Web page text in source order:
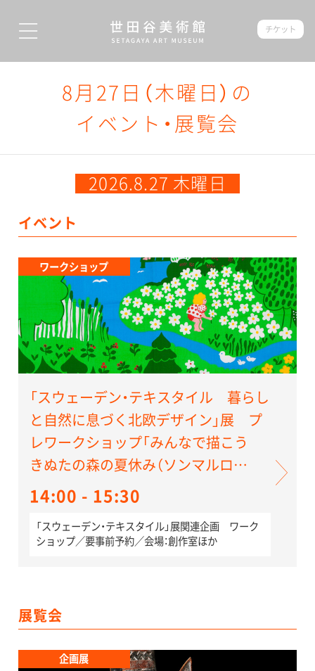
チケット
8月27日（木曜日）の
イベント・展覧会
2026.8.27 木曜日
イベント
ワークショップ
「スウェーデン・テキスタイル 暮らし
と自然に息づく北欧デザイン」展 プ
レワークショップ「みんなで描こう
きぬたの森の夏休み（ソンマルロ
ヴ）」
14:00 - 15:30
「スウェーデン・テキスタイル」展関連企画 ワーク
ショップ／要事前予約／会場：創作室ほか
展覧会
企画展